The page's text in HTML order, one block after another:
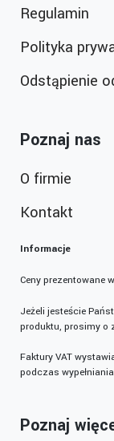
Regulamin
Polityka
Odstąpienie
Poznaj nas
O firmie
Kontakt
Informacje
Ceny prezentowane
Jeżeli jesteście
produktu, prosimy o
Faktury VAT
podczas
Poznaj